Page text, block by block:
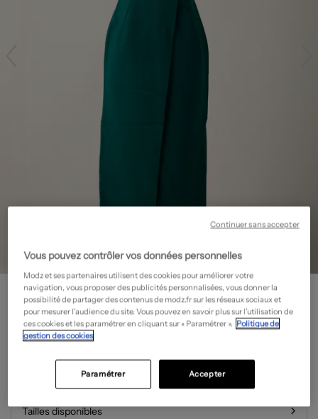
ELISABETTA FRANCHI
Robe mi-longue - Sans manche- Outlet
65,00€
Guide des tailles
Tailles disponibles
Vous pouvez contrôler vos données personnelles
Modz et ses partenaires utilisent des cookies pour améliorer votre
navigation, vous proposer des publicités personnalisées, vous donner la
possibilité de partager des contenus de modz.fr sur les réseaux sociaux et
pour mesurer l’audience du site. Vous pouvez en savoir plus sur l’utilisation de
ces cookies et les paramétrer en cliquant sur « Paramétrer ». Politique de
gestion des cookies
Accepter
Paramétrer
Continuer sans accepter